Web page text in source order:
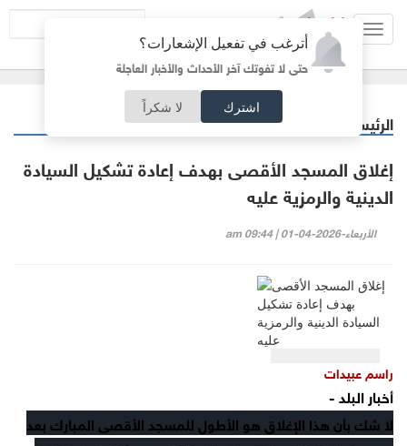
أترغب في تفعيل الإشعارات؟
حتى لا تفوتك آخر الأحداث والأخبار العاجلة
اشترك لا شكراً
الرئيسية مقالات مختارة
إغلاق المسجد الأقصى بهدف إعادة تشكيل السيادة
الدينية والرمزية عليه
الأربعاء-2026-04-01 | 09:44 am
راسم عبيدات
أخبار البلد -
لا شك بأن هذا الإغلاق هو الأطول للمسجد الأقصى المبارك بعد